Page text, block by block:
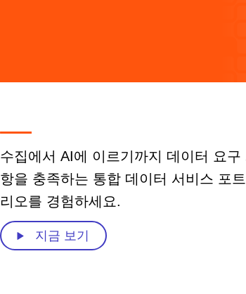
수집에서 AI에 이르기까지 데이터 요구
항을 충족하는 통합 데이터 서비스 포
리오를 경험하세요.
지금 보기